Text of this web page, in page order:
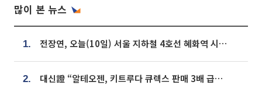
많이 본 뉴스
1. 전장연, 오늘(10일) 서울 지하철 4호선 혜화역 시위…1호선 용산역 무정차
2. 대신證 “알테오젠, 키트루다 큐렉스 판매 3배 급증…목표가 41만원 상향”